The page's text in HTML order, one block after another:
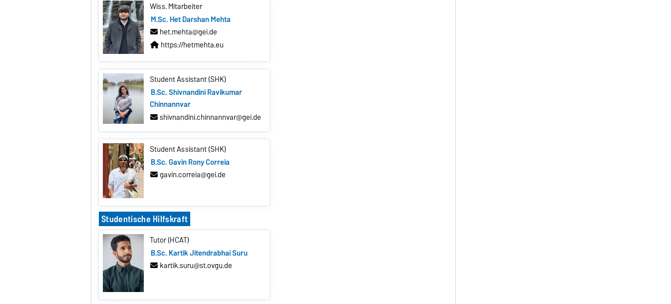
Wiss. Mitarbeiter
M.Sc. Het Darshan Mehta
het.mehta@gei.de
https://hetmehta.eu
Student Assistant (SHK)
B.Sc. Shivnandini Ravikumar
Chinnannvar
shivnandini.chinnannvar@gei.de
Student Assistant (SHK)
B.Sc. Gavin Rony Correia
gavin.correia@gei.de
Studentische Hilfskraft
Tutor (HCAT)
B.Sc. Kartik Jitendrabhai Suru
kartik.suru@st.ovgu.de